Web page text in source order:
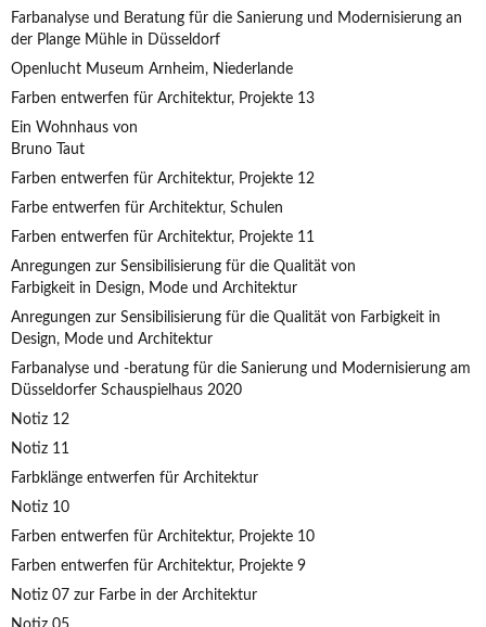
Farbanalyse und Beratung für die Sanierung und Modernisierung an
der Plange Mühle in Düsseldorf
Openlucht Museum Arnheim, Niederlande
Farben entwerfen für Architektur, Projekte 13
Ein Wohnhaus von
Bruno Taut
Farben entwerfen für Architektur, Projekte 12
Farbe entwerfen für Architektur, Schulen
Farben entwerfen für Architektur, Projekte 11
Anregungen zur Sensibilisierung für die Qualität von
Farbigkeit in Design, Mode und Architektur
Anregungen zur Sensibilisierung für die Qualität von Farbigkeit in
Design, Mode und Architektur
Farbanalyse und -beratung für die Sanierung und Modernisierung am
Düsseldorfer Schauspielhaus 2020
Notiz 12
Notiz 11
Farbklänge entwerfen für Architektur
Notiz 10
Farben entwerfen für Architektur, Projekte 10
Farben entwerfen für Architektur, Projekte 9
Notiz 07 zur Farbe in der Architektur